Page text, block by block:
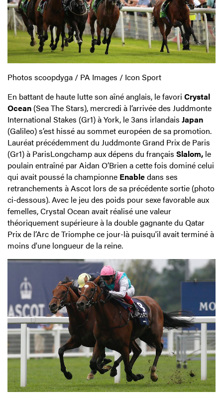
Photos scoopdyga / PA Images / Icon Sport
En battant de haute lutte son aîné anglais, le favori Crystal
Ocean (Sea The Stars), mercredi à l’arrivée des Juddmonte
International Stakes (Gr1) à York, le 3ans irlandais Japan
(Galileo) s’est hissé au sommet européen de sa promotion.
Lauréat précédemment du Juddmonte Grand Prix de Paris
(Gr1) à ParisLongchamp aux dépens du français Slalom, le
poulain entraîné par Aidan O’Brien a cette fois dominé celui
qui avait poussé la championne Enabledans ses
retranchements à Ascot lors de sa précédente sortie (photo
ci-dessous). Avec le jeu des poids pour sexe favorable aux
femelles, Crystal Ocean avait réalisé une valeur
théoriquement supérieure à la double gagnante du Qatar
Prix de l’Arc de Triomphe ce jour-là puisqu'il avait terminé à
moins d'une longueur de la reine.